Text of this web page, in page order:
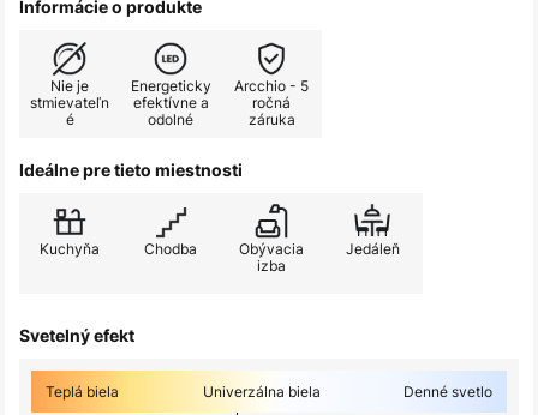
Informácie o produkte
Nie je
stmievateľn
é
Energeticky
efektívne a
odolné
Arcchio - 5
ročná
záruka
Ideálne pre tieto miestnosti
Kuchyňa Chodba
Obývacia
izba
Jedáleň
Svetelný efekt
Teplá biela Univerzálna biela Denné svetlo